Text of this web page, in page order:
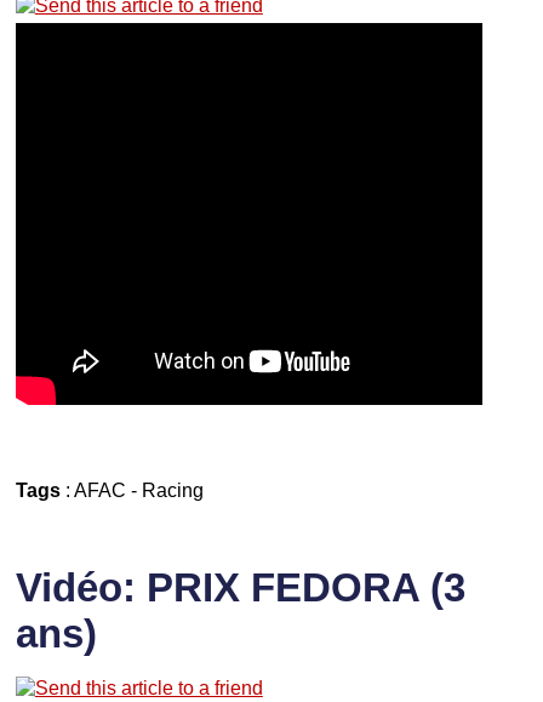
Tags: AFAC - Racing
Vidéo: PRIX FEDORA (3
ans)